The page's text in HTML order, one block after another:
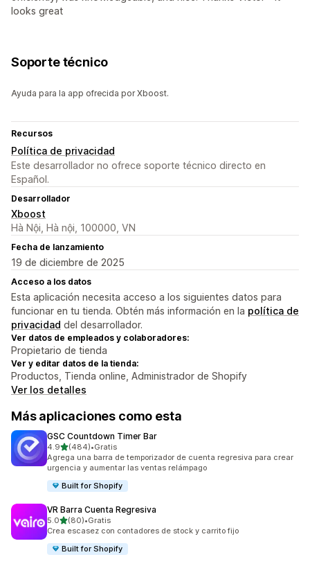
looks great
Soporte técnico
Ayuda para la app ofrecida por Xboost.
Recursos
Política de privacidad
Este desarrollador no ofrece soporte técnico directo en
Español.
Desarrollador
Xboost
Hà Nội, Hà nội, 100000, VN
Fecha de lanzamiento
19 de diciembre de 2025
Acceso a los datos
Esta aplicación necesita acceso a los siguientes datos para
funcionar en tu tienda. Obtén más información en la política de
privacidad del desarrollador.
Ver datos de empleados y colaboradores:
Propietario de tienda
Ver y editar datos de la tienda:
Productos, Tienda online, Administrador de Shopify
Ver los detalles
Más aplicaciones como esta
GSC Countdown Timer Bar
4.9de 5 estrellas
(484)
484 reseñas en total
•Gratis
Agrega una barra de temporizador de cuenta regresiva para crear
urgencia y aumentar las ventas relámpago
Built for Shopify
VR Barra Cuenta Regresiva
5.0de 5 estrellas
(80)
80 reseñas en total
•Gratis
Crea escasez con contadores de stock y carrito fijo
Built for Shopify